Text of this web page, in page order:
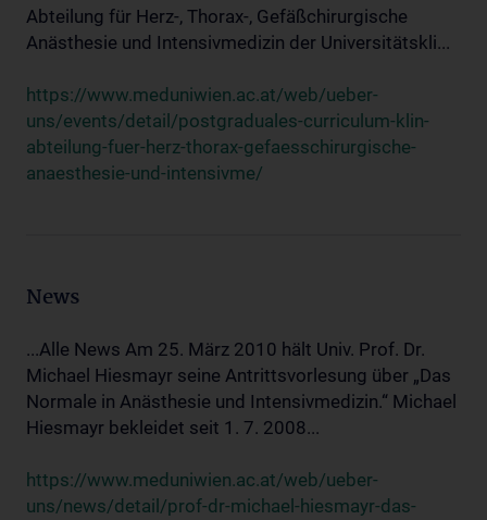
Abteilung für Herz-, Thorax-, Gefäßchirurgische
Anästhesie und Intensivmedizin der Universitätskli...
https://www.meduniwien.ac.at/web/ueber-
uns/events/detail/postgraduales-curriculum-klin-
abteilung-fuer-herz-thorax-gefaesschirurgische-
anaesthesie-und-intensivme/
News
...Alle News Am 25. März 2010 hält Univ. Prof. Dr.
Michael Hiesmayr seine Antrittsvorlesung über „Das
Normale in Anästhesie und Intensivmedizin.“ Michael
Hiesmayr bekleidet seit 1. 7. 2008...
https://www.meduniwien.ac.at/web/ueber-
uns/news/detail/prof-dr-michael-hiesmayr-das-